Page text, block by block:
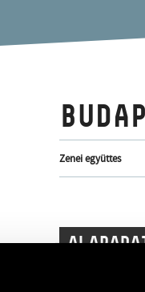
Zenei együttes
ÉVE